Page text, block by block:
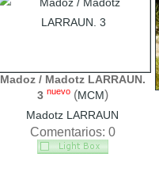
Madoz / Madotz LARRAUN.
3 nuevo(MCM)
Madotz LARRAUN
Comentarios: 0